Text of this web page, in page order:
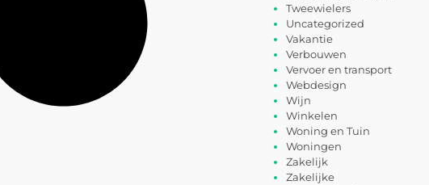
Tweewielers
Uncategorized
Vakantie
Verbouwen
Vervoer en transport
Webdesign
Wijn
Winkelen
Woning en Tuin
Woningen
Zakelijk
Zakelijke